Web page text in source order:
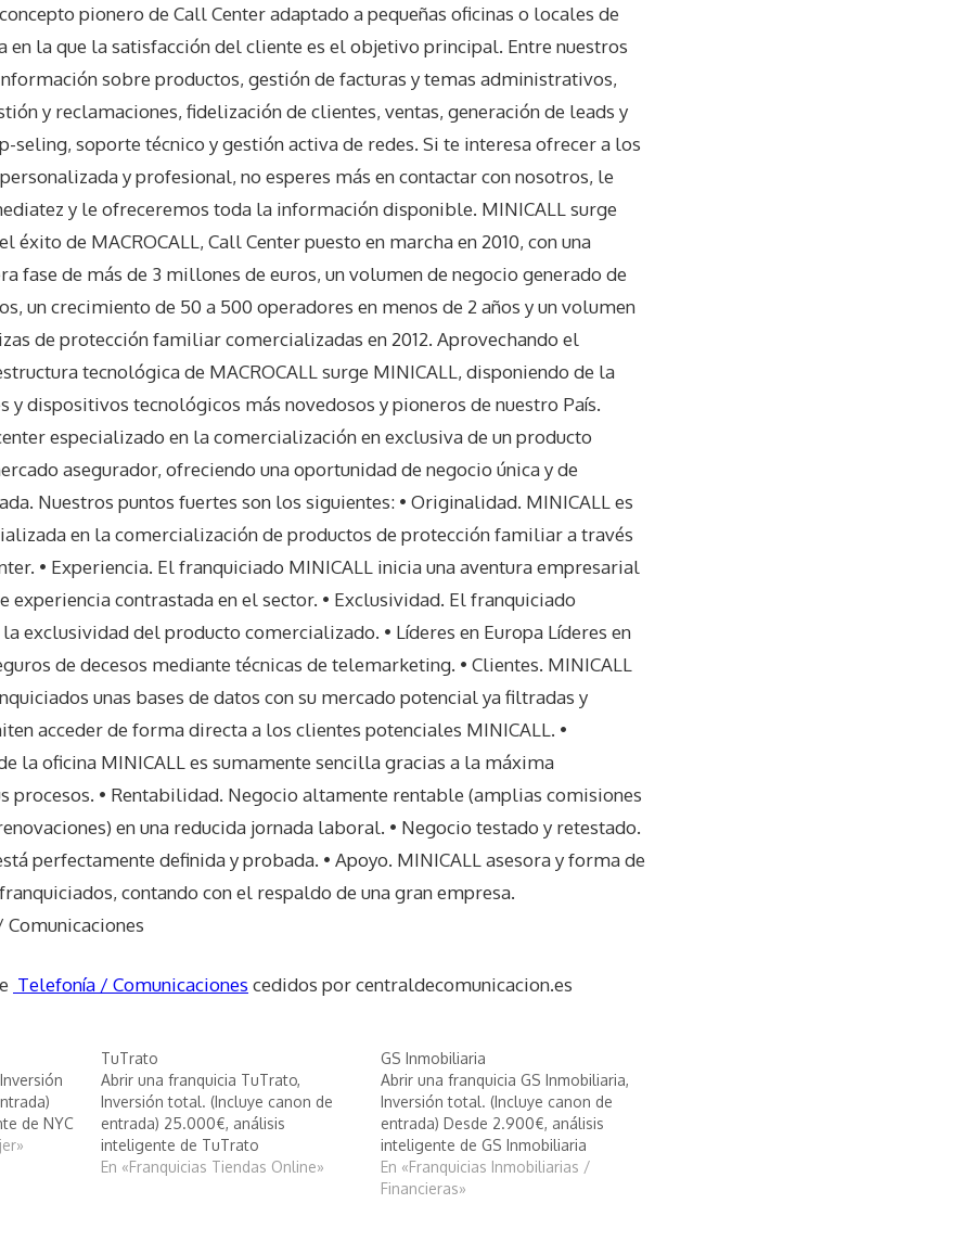
pionero de Call Center adaptado a pequeñas oficinas o locales de
en la que la satisfacción del cliente es el objetivo principal. Entre nuestros
sobre productos, gestión de facturas y temas administrativos,
y reclamaciones, fidelización de clientes, ventas, generación de leads y
seling, soporte técnico y gestión activa de redes. Si te interesa ofrecer a los
y profesional, no esperes más en contactar con nosotros, le
y le ofreceremos toda la información disponible. MINICALL surge
éxito de MACROCALL, Call Center puesto en marcha en 2010, con una
fase de más de 3 millones de euros, un volumen de negocio generado de
un crecimiento de 50 a 500 operadores en menos de 2 años y un volumen
de protección familiar comercializadas en 2012. Aprovechando el
tecnológica de MACROCALL surge MINICALL, disponiendo de la
y dispositivos tecnológicos más novedosos y pioneros de nuestro País.
especializado en la comercialización en exclusiva de un producto
asegurador, ofreciendo una oportunidad de negocio única y de
Nuestros puntos fuertes son los siguientes: • Originalidad. MINICALL es
en la comercialización de productos de protección familiar a través
• Experiencia. El franquiciado MINICALL inicia una aventura empresarial
experiencia contrastada en el sector. • Exclusividad. El franquiciado
la exclusividad del producto comercializado. • Líderes en Europa Líderes en
de decesos mediante técnicas de telemarketing. • Clientes. MINICALL
unas bases de datos con su mercado potencial ya filtradas y
acceder de forma directa a los clientes potenciales MINICALL. •
la oficina MINICALL es sumamente sencilla gracias a la máxima
procesos. • Rentabilidad. Negocio altamente rentable (amplias comisiones
en una reducida jornada laboral. • Negocio testado y retestado.
perfectamente definida y probada. • Apoyo. MINICALL asesora y forma de
contando con el respaldo de una gran empresa.
Telefonía / Comunicaciones cedidos por centraldecomunicacion.es
de NYC
TuTrato
Abrir una franquicia TuTrato,
Inversión total. (Incluye canon de
entrada) 25.000€, análisis
inteligente de TuTrato
En «Franquicias Tiendas Online»
GS Inmobiliaria
Abrir una franquicia GS Inmobiliaria,
Inversión total. (Incluye canon de
entrada) Desde 2.900€, análisis
inteligente de GS Inmobiliaria
En «Franquicias Inmobiliarias /
Financieras»